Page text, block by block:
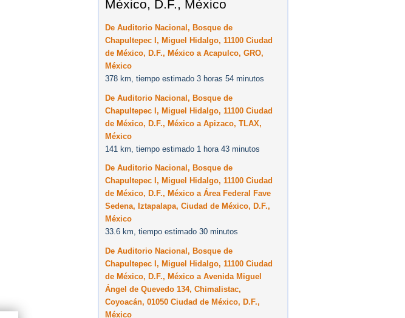
México, D.F., México
De Auditorio Nacional, Bosque de
Chapultepec I, Miguel Hidalgo, 11100 Ciudad
de México, D.F., México a Acapulco, GRO,
México
378 km, tiempo estimado 3 horas 54 minutos
De Auditorio Nacional, Bosque de
Chapultepec I, Miguel Hidalgo, 11100 Ciudad
de México, D.F., México a Apizaco, TLAX,
México
141 km, tiempo estimado 1 hora 43 minutos
De Auditorio Nacional, Bosque de
Chapultepec I, Miguel Hidalgo, 11100 Ciudad
de México, D.F., México a Área Federal Fave
Sedena, Iztapalapa, Ciudad de México, D.F.,
México
33.6 km, tiempo estimado 30 minutos
De Auditorio Nacional, Bosque de
Chapultepec I, Miguel Hidalgo, 11100 Ciudad
de México, D.F., México a Avenida Miguel
Ángel de Quevedo 134, Chimalistac,
Coyoacán, 01050 Ciudad de México, D.F.,
México